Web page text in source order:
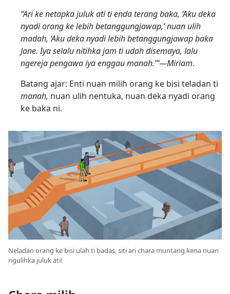
“Ari ke netapka juluk ati ti enda terang baka, ‘Aku deka
nyadi orang ke lebih betanggungjawap,’ nuan ulih
madah, ‘Aku deka nyadi lebih betanggungjawap baka
Jane. Iya selalu nitihka jam ti udah disemaya, lalu
ngereja pengawa iya enggau manah.’”—Miriam.
Batang ajar: Enti nuan milih orang ke bisi teladan ti
manah, nuan ulih nentuka, nuan deka nyadi orang
ke baka ni.
Neladan orang ke bisi ulah ti badas, siti ari chara muntang kena nuan
ngulihka juluk ati!